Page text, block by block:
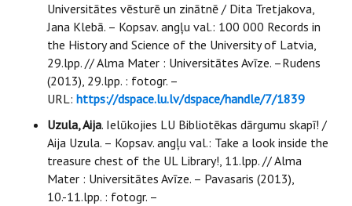
Universitātes vēsturē un zinātnē / Dita Tretjakova,
Jana Klebā. – Kopsav. angļu val.: 100 000 Records in
the History and Science of the University of Latvia,
29.lpp. // Alma Mater : Universitātes Avīze. –Rudens
(2013), 29.lpp. : fotogr. –
URL: https://dspace.lu.lv/dspace/handle/7/1839
Uzula, Aija. Ielūkojies LU Bibliotēkas dārgumu skapī! /
Aija Uzula. – Kopsav. angļu val.: Take a look inside the
treasure chest of the UL Library!, 11.lpp. // Alma
Mater : Universitātes Avīze. – Pavasaris (2013),
10.-11.lpp. : fotogr. –